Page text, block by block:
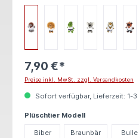
7,90 €*
Preise inkl. MwSt. zzgl. Versandkosten
Sofort verfügbar, Lieferzeit: 1-3
Plüschtier Modellauswählen
Biber Braunbär Bulle